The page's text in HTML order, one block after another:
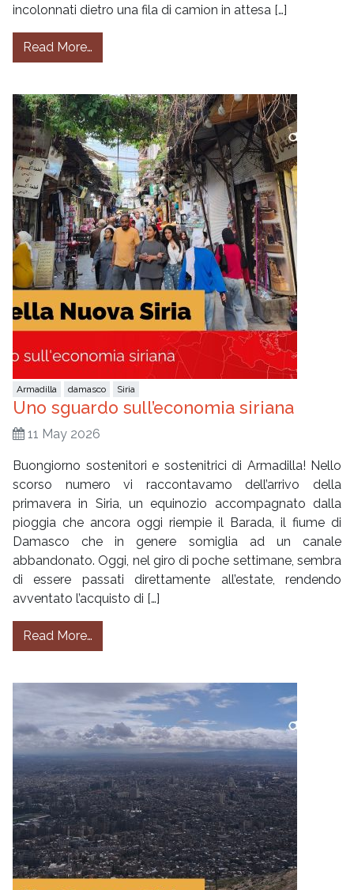
incolonnati dietro una fila di camion in attesa […]
Read More…
Armadilla damasco Siria
Uno sguardo sull’economia siriana
11 May 2026
Buongiorno sostenitori e sostenitrici di Armadilla! Nello
scorso numero vi raccontavamo dell’arrivo della
primavera in Siria, un equinozio accompagnato dalla
pioggia che ancora oggi riempie il Barada, il fiume di
Damasco che in genere somiglia ad un canale
abbandonato. Oggi, nel giro di poche settimane, sembra
di essere passati direttamente all’estate, rendendo
avventato l’acquisto di […]
Read More…